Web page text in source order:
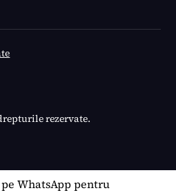
rezervate.
WhatsApp pentru